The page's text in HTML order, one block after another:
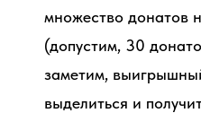
множество донатов
(допустим, 30
заметим,
выделиться и